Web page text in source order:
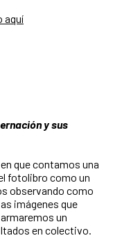
aquí
y sus
que contamos una
fotolibro como un
observando como
imágenes que
un
en colectivo.